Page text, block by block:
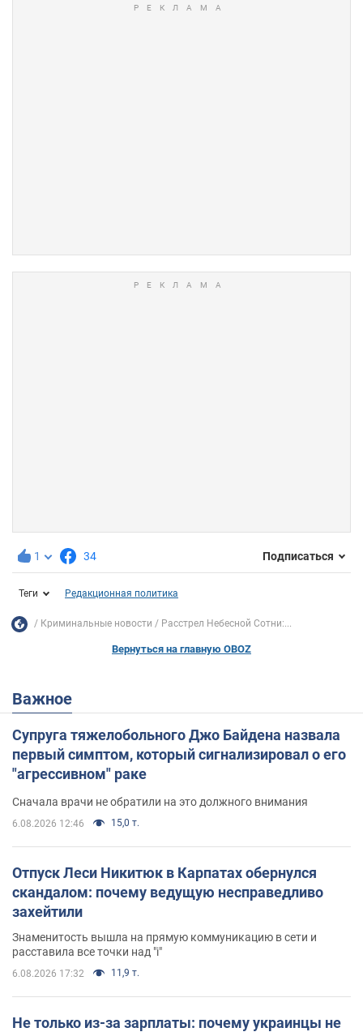
1 34 Подписаться
Теги Редакционная политика
Криминальные новости Расстрел Небесной Сотни:...
Вернуться на главную OBOZ
Важное
Супруга тяжелобольного Джо Байдена назвала
первый симптом, который сигнализировал о его
"агрессивном" раке
Сначала врачи не обратили на это должного внимания
6.08.2026 12:46 15,0 т.
Отпуск Леси Никитюк в Карпатах обернулся
скандалом: почему ведущую несправедливо
захейтили
Знаменитость вышла на прямую коммуникацию в сети и
расставила все точки над "i"
6.08.2026 17:32 11,9 т.
Не только из-за зарплаты: почему украинцы не